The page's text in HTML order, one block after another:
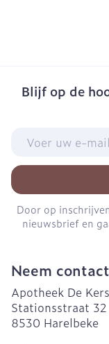
Blijf op de
Door op
nieuwsbrief en
Neem
Apotheek De
Stationsstraat 32
8530 Harelbeke